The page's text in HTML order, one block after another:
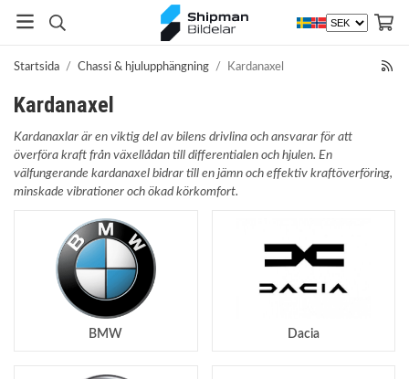
Startsida / Chassi & hjulupphängning / Kardanaxel
Kardanaxel
Kardanaxlar är en viktig del av bilens drivlina och ansvarar för att
överföra kraft från växellådan till differentialen och hjulen. En
välfungerande kardanaxel bidrar till en jämn och effektiv kraftöverföring,
minskade vibrationer och ökad körkomfort.
BMW Dacia